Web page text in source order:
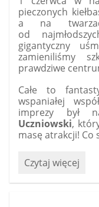
pieczonych
a na
od
gigantyczny
zamieniliśmy
prawdziwe
Całe to
wspaniałej
imprezy był
Uczniowski,
masę atrakcji! Co
Dzień
Czytaj więcej